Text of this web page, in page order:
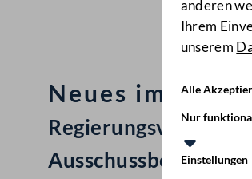
anderen
Ihrem
unserem
Alle
Nur
Einstellungen
Neues im
Regierungsvorlage:
Ausschussbericht